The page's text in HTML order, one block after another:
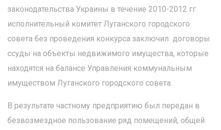
законодательства Украины в течение 2010-2012 гг
исполнительный комитет Луганского городского
совета без проведения конкурса заключил договоры
ссуды на объекты недвижимого имущества, которые
находятся на балансе Управления коммунальным
имуществом Луганского городского совета.
В результате частному предприятию был передан в
безвозмездное пользование ряд помещений, общей